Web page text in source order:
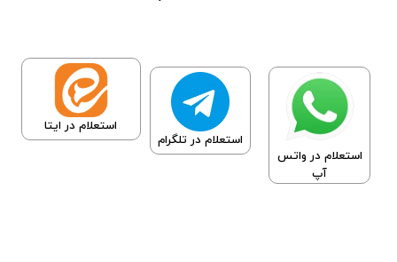
استعلام در واتس
آپ
استعلام در تلگرام
استعلام در ایتا